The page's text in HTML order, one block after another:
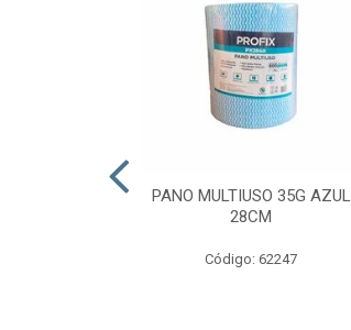
PANO MULTIUSO 35G AZUL
28CM
Código: 62247